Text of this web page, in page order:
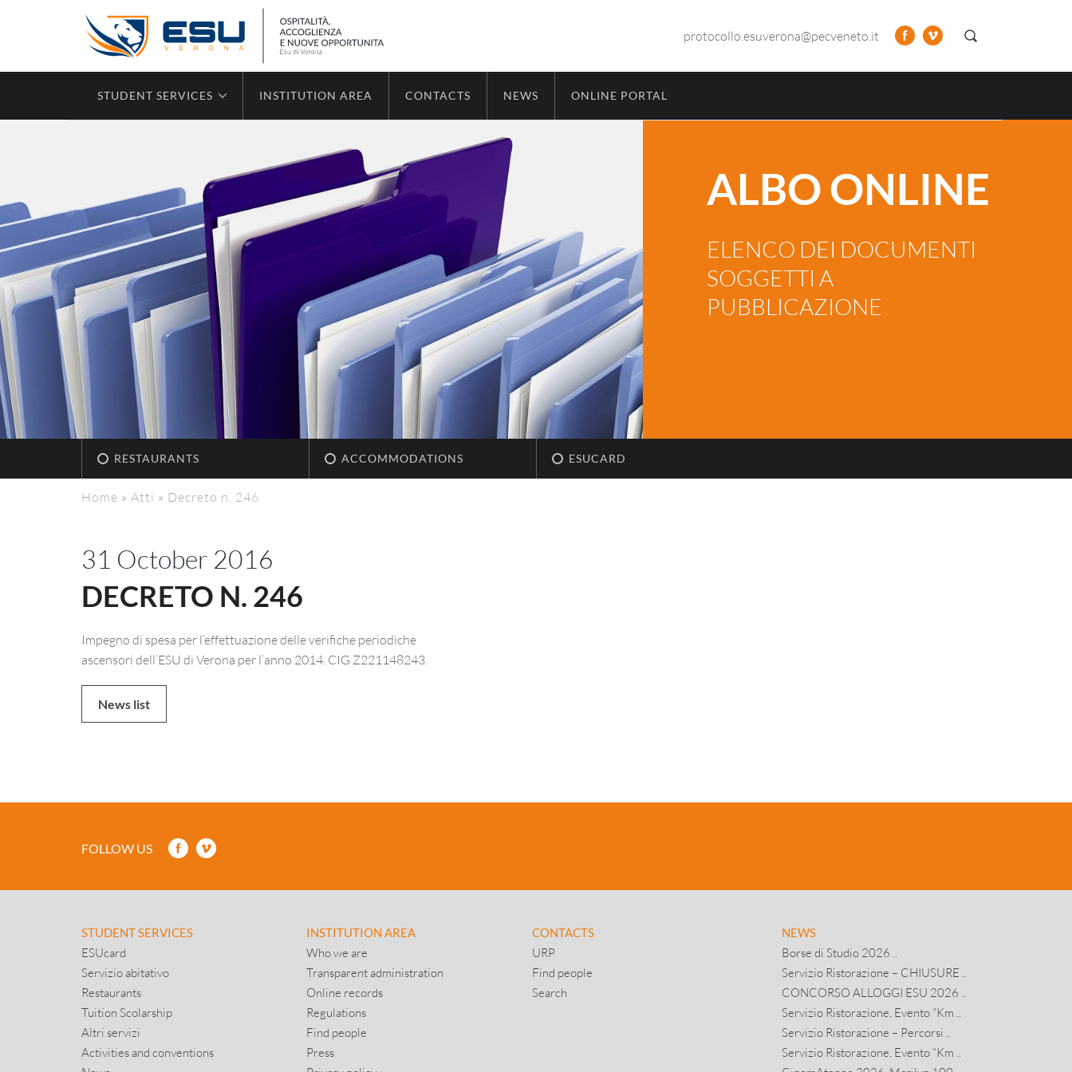
protocollo.esuverona@pecveneto.it
STUDENT SERVICES INSTITUTION AREA CONTACTS NEWS ONLINE PORTAL
ALBO ONLINE
ELENCO DEI DOCUMENTI
SOGGETTI A
PUBBLICAZIONE
RESTAURANTS ACCOMMODATIONS ESUCARD
Home » Atti » Decreto n. 246
31 October 2016
DECRETO N. 246
Impegno di spesa per l’effettuazione delle verifiche periodiche
ascensori dell’ESU di Verona per l’anno 2014. CIG Z221148243.
News list
FOLLOW US
STUDENT SERVICES
ESUcard
Servizio abitativo
Restaurants
Tuition Scolarship
Altri servizi
Activities and conventions
INSTITUTION AREA
Who we are
Transparent administration
Online records
Regulations
Find people
Press
CONTACTS
URP
Find people
Search
NEWS
Borse di Studio 2026 ..
Servizio Ristorazione – CHIUSURE ..
CONCORSO ALLOGGI ESU 2026 ..
Servizio Ristorazione, Evento “Km ..
Servizio Ristorazione – Percorsi ..
Servizio Ristorazione, Evento “Km ..